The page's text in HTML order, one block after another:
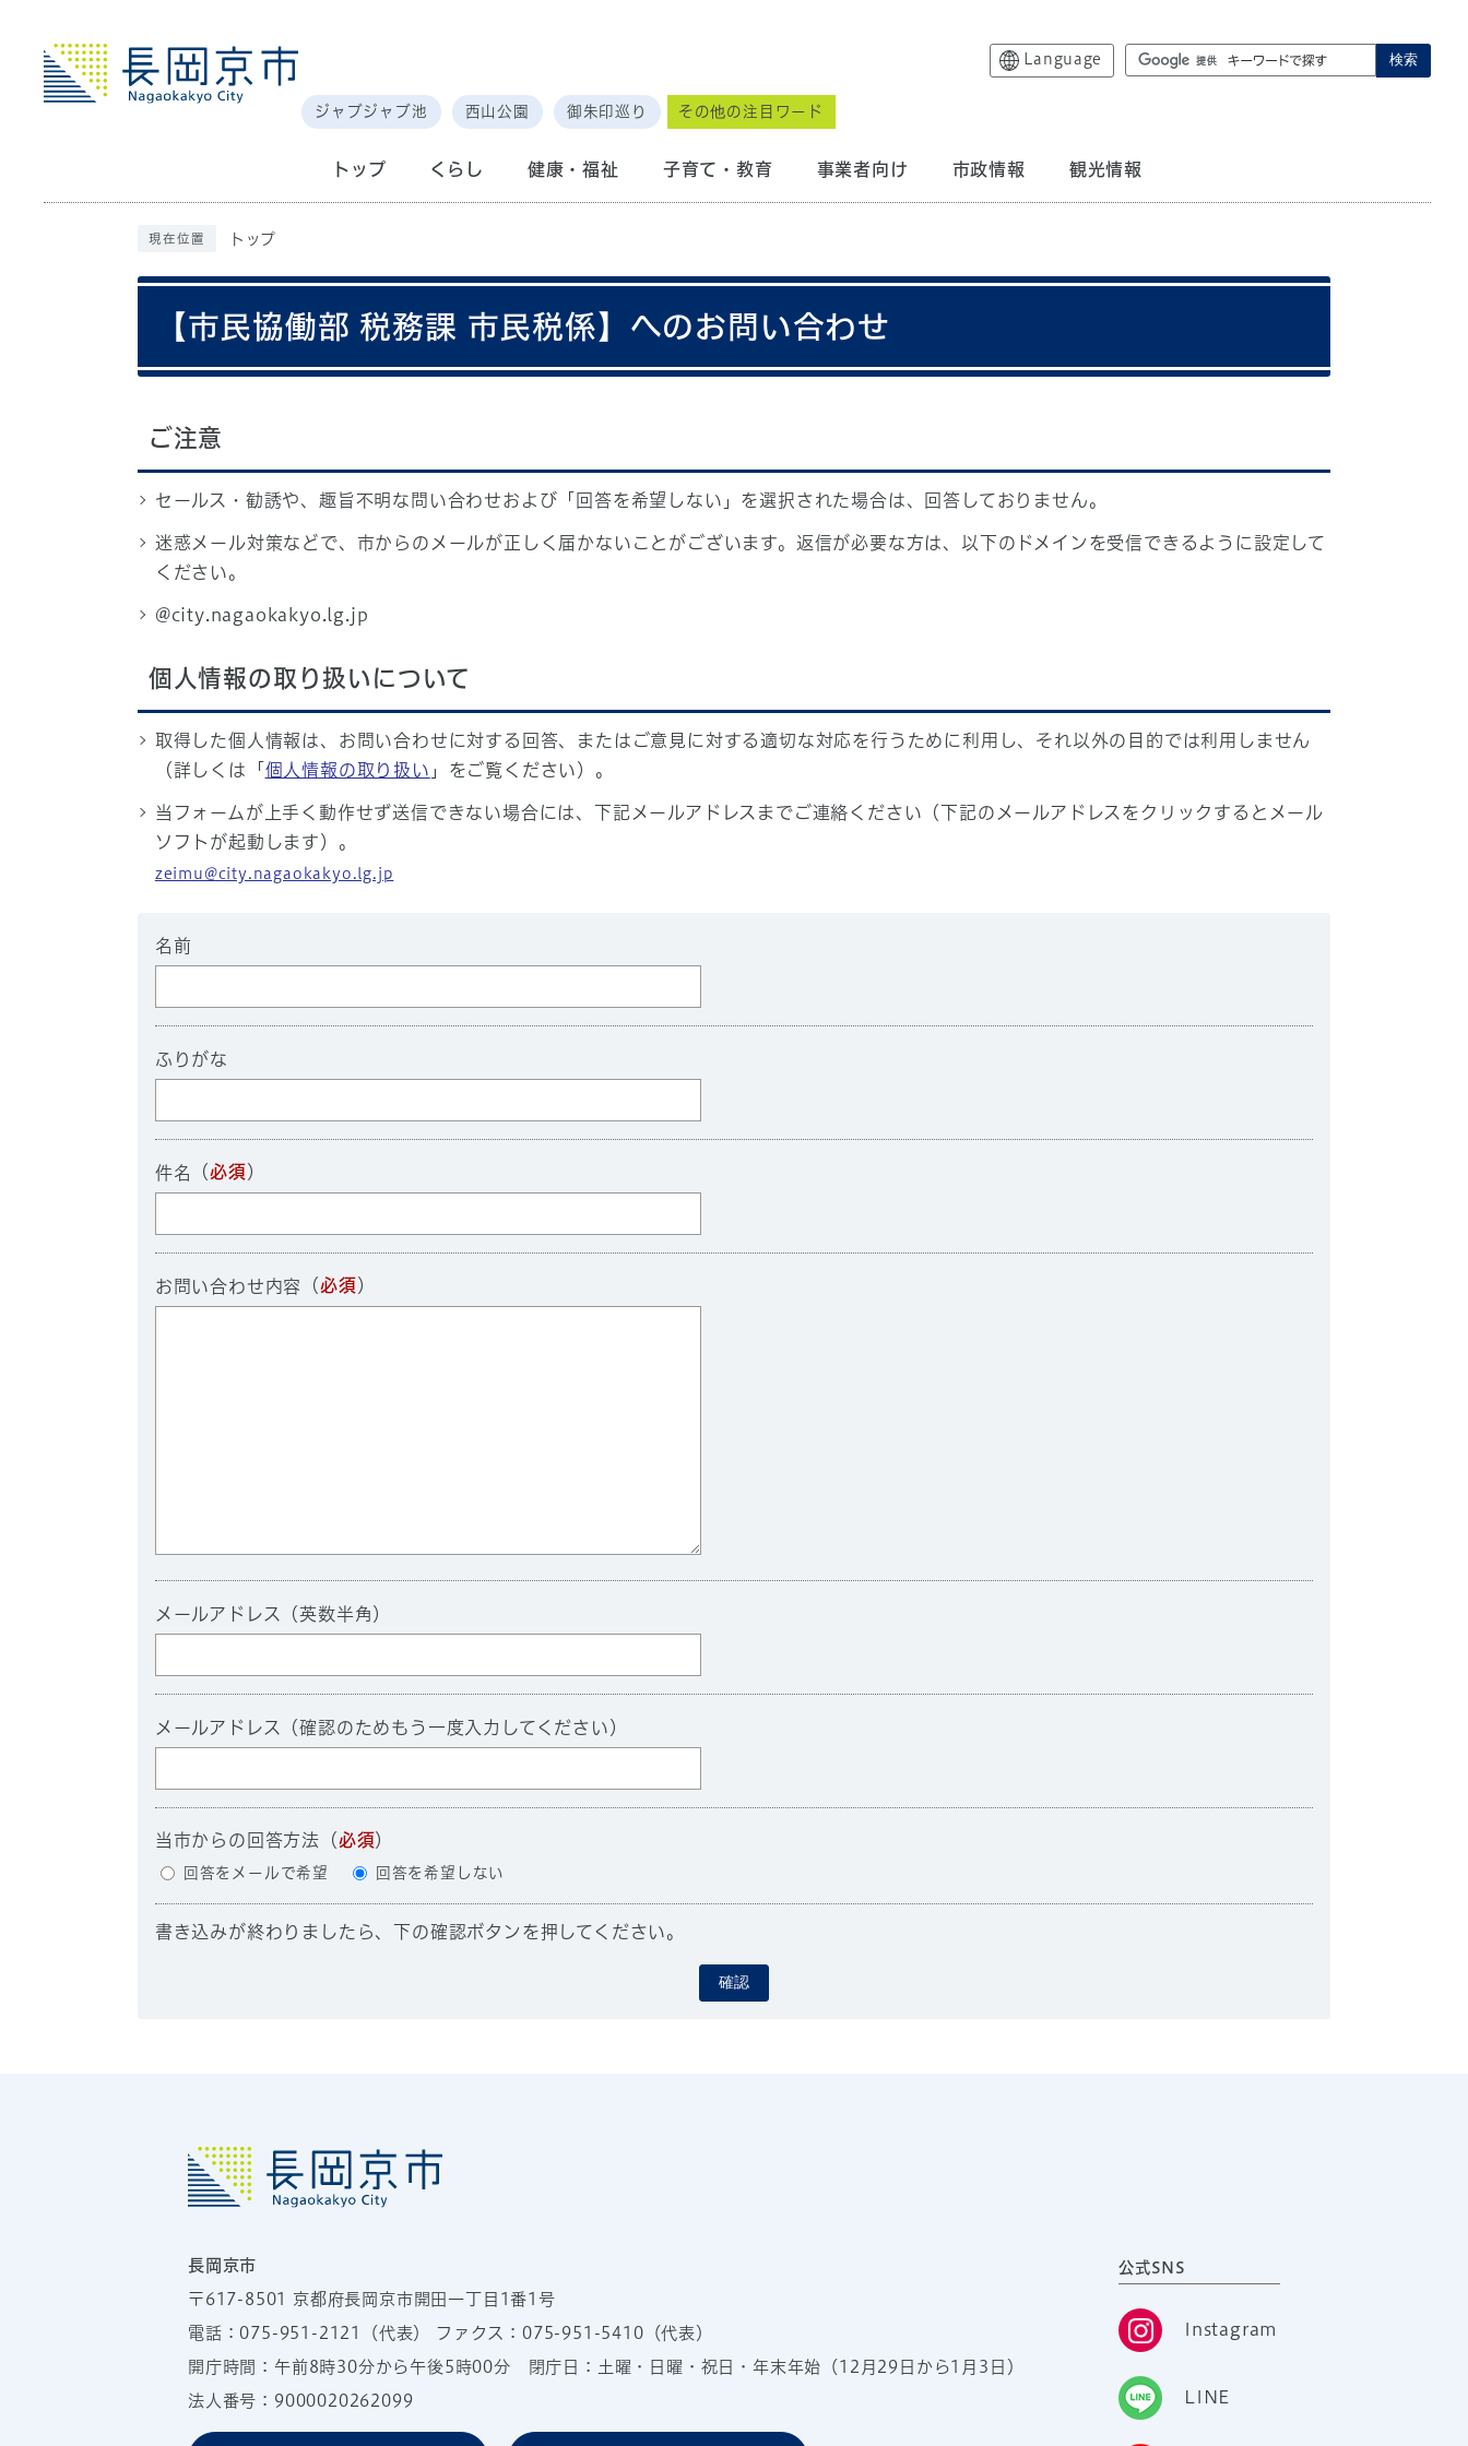
Language 検索
ジャブジャブ池 西山公園 御朱印巡り その他の注目ワード
トップ くらし 健康・福祉 子育て・教育 事業者向け 市政情報 観光情報
現在位置 トップ
【市民協働部 税務課 市民税係】へのお問い合わせ
ご注意
セールス・勧誘や、趣旨不明な問い合わせおよび「回答を希望しない」を選択された場合は、回答しておりません。
迷惑メール対策などで、市からのメールが正しく届かないことがございます。返信が必要な方は、以下のドメインを受信できるように設定して
ください。
@city.nagaokakyo.lg.jp
個人情報の取り扱いについて
取得した個人情報は、お問い合わせに対する回答、またはご意見に対する適切な対応を行うために利用し、それ以外の目的では利用しません
（詳しくは「 個人情報の取り扱い 」をご覧ください）。
当フォームが上手く動作せず送信できない場合には、下記メールアドレスまでご連絡ください（下記のメールアドレスをクリックするとメール
ソフトが起動します）。
zeimu@city.nagaokakyo.lg.jp
名前
ふりがな
件名 （必須 ）
お問い合わせ内容 （必須 ）
メールアドレス（英数半角）
メールアドレス（確認のためもう一度入力してください）
当市からの回答方法 （必須）
回答をメールで希望 回答を希望しない
書き込みが終わりましたら、下の確認ボタンを押してください。
確認
長岡京市
〒617-8501 京都府長岡京市開田一丁目1番1号
電話：075-951-2121 （代表） ファクス：075-951-5410（代表）
開庁時間：午前8時30分から午後5時00分 閉庁日：土曜・日曜・祝日・年末年始（12月29日から1月3日）
法人番号：9000020262099
公式SNS
Instagram
LINE